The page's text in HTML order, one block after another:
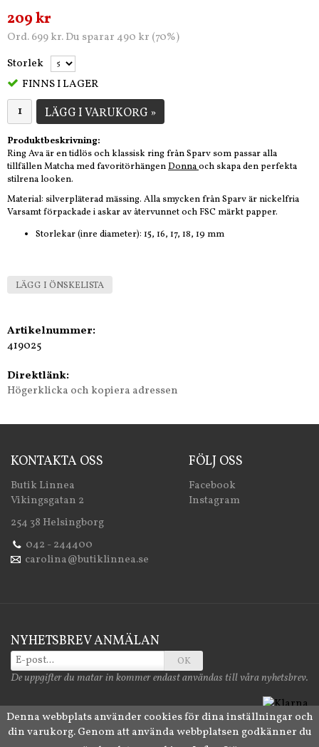
209 kr
Ord. 699 kr. Du sparar 490 kr (70%)
Storlek
FINNS I LAGER
LÄGG I VARUKORG »
Produktbeskrivning:
Ring Ava är en tidlös och klassisk ring från Sparv som passar alla
tillfällen Matcha med favoritörhängenDonnaoch skapa den perfekta
stilrena looken.
Material: silverpläterad mässing. Alla smycken från Sparv är nickelfria
Varsamt förpackade i askar av återvunnet och FSC märkt papper.
Storlekar (inre diameter): 15, 16, 17, 18, 19 mm
LÄGG I ÖNSKELISTA
Artikelnummer:
419025
Direktlänk:
Högerklicka och kopiera adressen
KONTAKTA OSS
Butik Linnea
Vikingsgatan 2
254 38 Helsingborg
042 - 244400
carolina@butiklinnea.se
FÖLJ OSS
Facebook
Instagram
NYHETSBREV ANMÄLAN
OK
De uppgifter du matar in kommer endast användas till våra nyhetsbrev.
Denna webbplats använder cookies för dina inställningar och
din varukorg. Genom att använda webbplatsen godkänner du